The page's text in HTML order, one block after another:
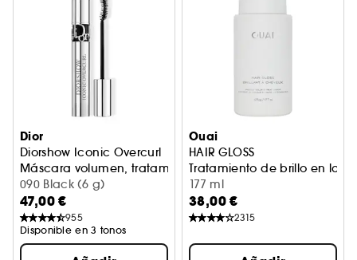
Dior
Diorshow Iconic Overcurl
Máscara volumen, tratamiento y curva espectacular
090 Black (6 g)
47,00 €
955
Disponible en 3 tonos
Ouai
HAIR GLOSS
Tratamiento de brillo en la
177 ml
38,00 €
2315